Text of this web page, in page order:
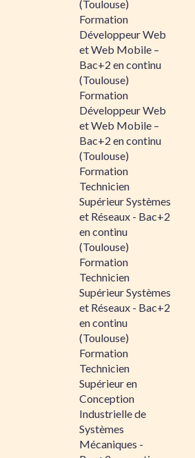
(Toulouse)
Formation
Développeur Web
et Web Mobile –
Bac+2 en continu
(Toulouse)
Formation
Développeur Web
et Web Mobile –
Bac+2 en continu
(Toulouse)
Formation
Technicien
Supérieur Systèmes
et Réseaux - Bac+2
en continu
(Toulouse)
Formation
Technicien
Supérieur Systèmes
et Réseaux - Bac+2
en continu
(Toulouse)
Formation
Technicien
Supérieur en
Conception
Industrielle de
Systèmes
Mécaniques -